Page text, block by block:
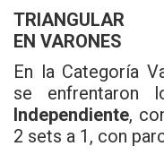
TRIANGULAR
EN VARONES
En la Categoría
se enfrentaron
Independiente,
2 sets a 1, con